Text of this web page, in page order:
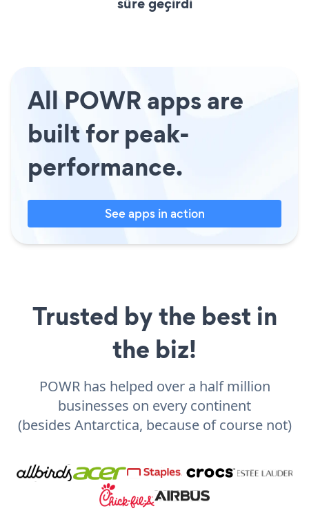
All POWR apps are
built for peak-
performance.
See apps in action
Trusted by the best in
the biz!
POWR has helped over a half million
businesses on every continent
(besides Antarctica, because of course not)